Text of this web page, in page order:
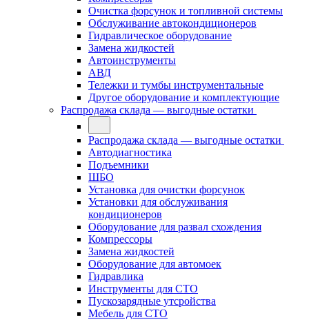
Очистка форсунок и топливной системы
Обслуживание автокондиционеров
Гидравлическое оборудование
Замена жидкостей
Автоинструменты
АВД
Тележки и тумбы инструментальные
Другое оборудование и комплектующие
Распродажа склада — выгодные остатки
Распродажа склада — выгодные остатки
Автодиагностика
Подъемники
ШБО
Установка для очистки форсунок
Установки для обслуживания
кондиционеров
Оборудование для развал схождения
Компрессоры
Замена жидкостей
Оборудование для автомоек
Гидравлика
Инструменты для СТО
Пускозарядные утсройства
Мебель для СТО